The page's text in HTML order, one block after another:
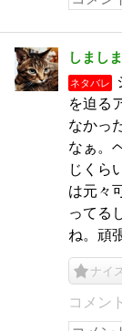
しまし
ネタバレ
を迫る
なかっ
なぁ。
じくら
は元々
ってる
ね。頑
ナイ
コメン